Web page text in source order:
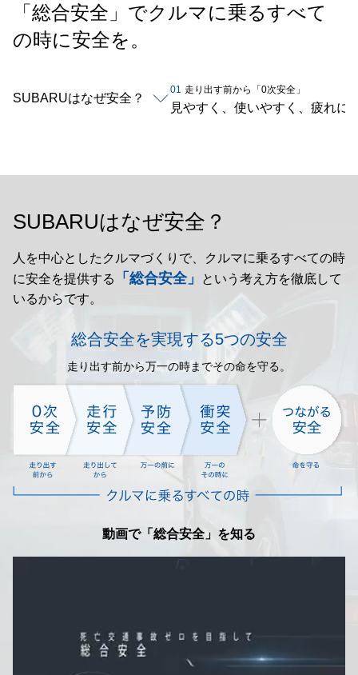
「総合安全」でクルマに乗るすべて
の時に安全を。
SUBARUはなぜ安全？
01 走り出す前から「0次安全」
見やすく、使いやすく、疲れに
SUBARUはなぜ安全？
人を中心としたクルマづくりで、クルマに乗るすべての時
に安全を提供する
「総合安全」
という考え方を徹底して
いるからです。
総合安全を実現する5つの安全
走り出す前から万一の時までその命を守る。
動画で「総合安全」を知る